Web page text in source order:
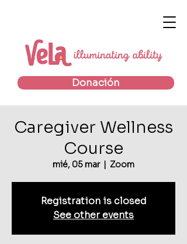
Donación
Caregiver Wellness
Course
mié, 05 mar
  |
Zoom
Registration is closed
See other events